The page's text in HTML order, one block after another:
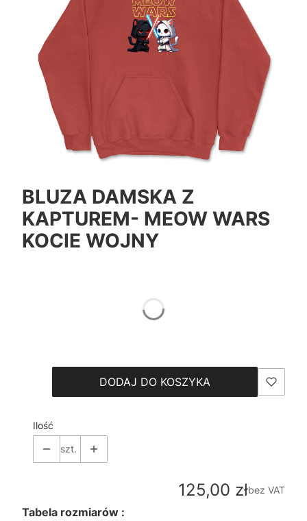
BLUZA DAMSKA Z
KAPTUREM- MEOW WARS
KOCIE WOJNY
DODAJ DO KOSZYKA
Ilość
szt.
Cena
125,00 złbez VAT
Tabela rozmiarów :